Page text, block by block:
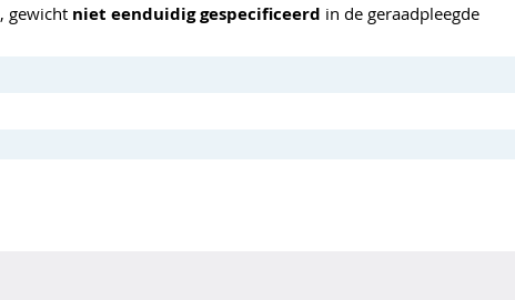
, gewicht niet eenduidig gespecificeerd in de geraadpleegde